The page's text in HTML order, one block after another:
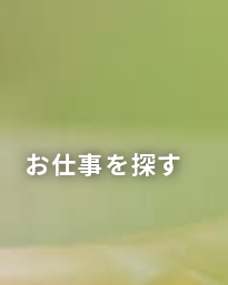
お仕事を探す